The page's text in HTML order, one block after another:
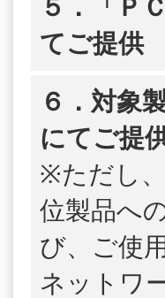
５．「Ｐ
てご提供
６．対象
にてご提
※ただし
位製品へ
び、ご使
ネットワ